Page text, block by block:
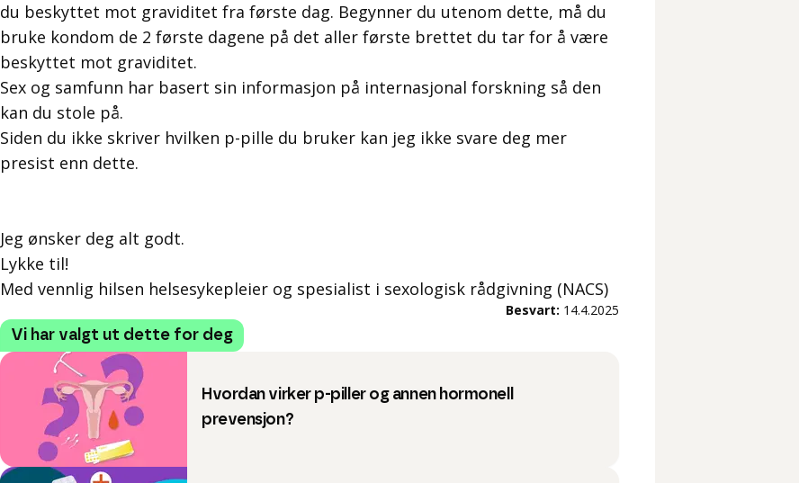
du beskyttet mot graviditet fra første dag. Begynner du utenom dette, må du
bruke kondom de 2 første dagene på det aller første brettet du tar for å være
beskyttet mot graviditet.
Sex og samfunn har basert sin informasjon på internasjonal forskning så den
kan du stole på.
Siden du ikke skriver hvilken p-pille du bruker kan jeg ikke svare deg mer
presist enn dette.
Jeg ønsker deg alt godt.
Lykke til!
Med vennlig hilsen helsesykepleier og spesialist i sexologisk rådgivning (NACS)
Besvart: 14.4.2025
Vi har valgt ut dette for deg
Hvordan virker p-piller og annen hormonell
prevensjon?